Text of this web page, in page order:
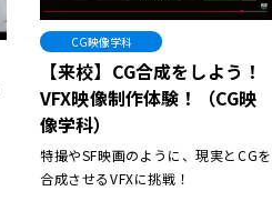
CG映像学科
【来校】CG合成をしよう！
VFX映像制作体験！（CG映
像学科）
特撮やSF映画のように、現実とCGを
合成させるVFXに挑戦！